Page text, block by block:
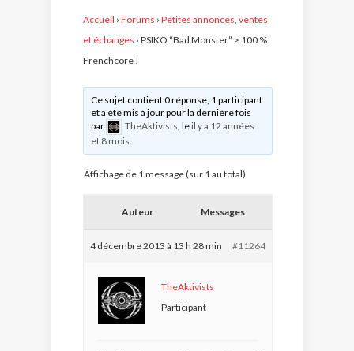
Accueil › Forums › Petites annonces, ventes
et échanges › PSIKO “Bad Monster” > 100 %
Frenchcore !
Ce sujet contient 0 réponse, 1 participant
et a été mis à jour pour la dernière fois
par
TheAktivists , leil y a 12 années
et 8 mois
Affichage de 1 message (sur 1 au total)
Auteur Messages
4 décembre 2013 à 13 h 28 min #11264
TheAktivists
Participant